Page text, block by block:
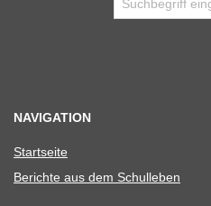
NAVIGATION
Start­seite
Berichte aus dem Schulleben